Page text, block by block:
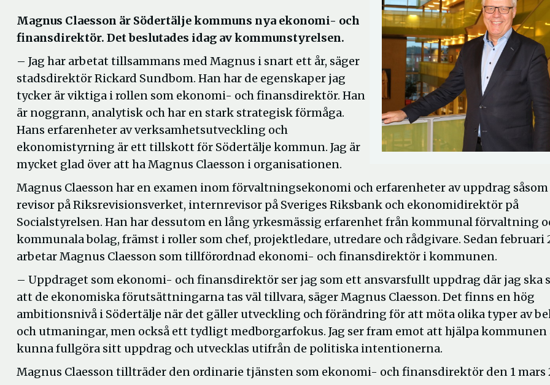
Magnus Claesson är Södertälje kommuns nya ekonomi- och
finansdirektör. Det beslutades idag av kommunstyrelsen.
– Jag har arbetat tillsammans med Magnus i snart ett år, säger
stadsdirektör Rickard Sundbom. Han har de egenskaper jag
tycker är viktiga i rollen som ekonomi- och finansdirektör. Han
är noggrann, analytisk och har en stark strategisk förmåga.
Hans erfarenheter av verksamhetsutveckling och
ekonomistyrning är ett tillskott för Södertälje kommun. Jag är
mycket glad över att ha Magnus Claesson i organisationen.
Magnus Claesson har en examen inom förvaltningsekonomi och erfarenheter av uppdrag såsom
revisor på Riksrevisionsverket, internrevisor på Sveriges Riksbank och ekonomidirektör på
Socialstyrelsen. Han har dessutom en lång yrkesmässig erfarenhet från kommunal förvaltning
kommunala bolag, främst i roller som chef, projektledare, utredare och rådgivare. Sedan februari
arbetar Magnus Claesson som tillförordnad ekonomi- och finansdirektör i kommunen.
– Uppdraget som ekonomi- och finansdirektör ser jag som ett ansvarsfullt uppdrag där jag ska
att de ekonomiska förutsättningarna tas väl tillvara, säger Magnus Claesson. Det finns en hög
ambitionsnivå i Södertälje när det gäller utveckling och förändring för att möta olika typer av
och utmaningar, men också ett tydligt medborgarfokus. Jag ser fram emot att hjälpa
kunna fullgöra sitt uppdrag och utvecklas utifrån de politiska intentionerna.
Magnus Claesson tillträder den ordinarie tjänsten som ekonomi- och finansdirektör den 1 mars